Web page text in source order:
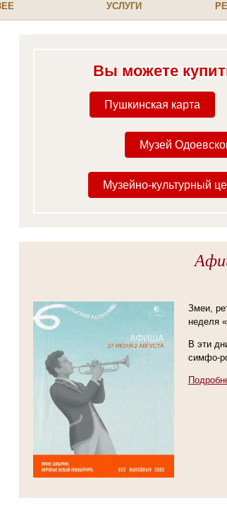
УСЛУГИ
Вы можете
Пушкинская карта
Музей
Музейно-культурный
Змеи,
неделя
В эти
симфо-